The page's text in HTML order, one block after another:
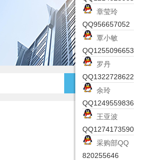
章莹玲
QQ956657052
覃小敏
QQ1255096653
罗丹
QQ1322728622
余玲
QQ1249559836
王亚波
QQ1274173590
采购部QQ
820255646